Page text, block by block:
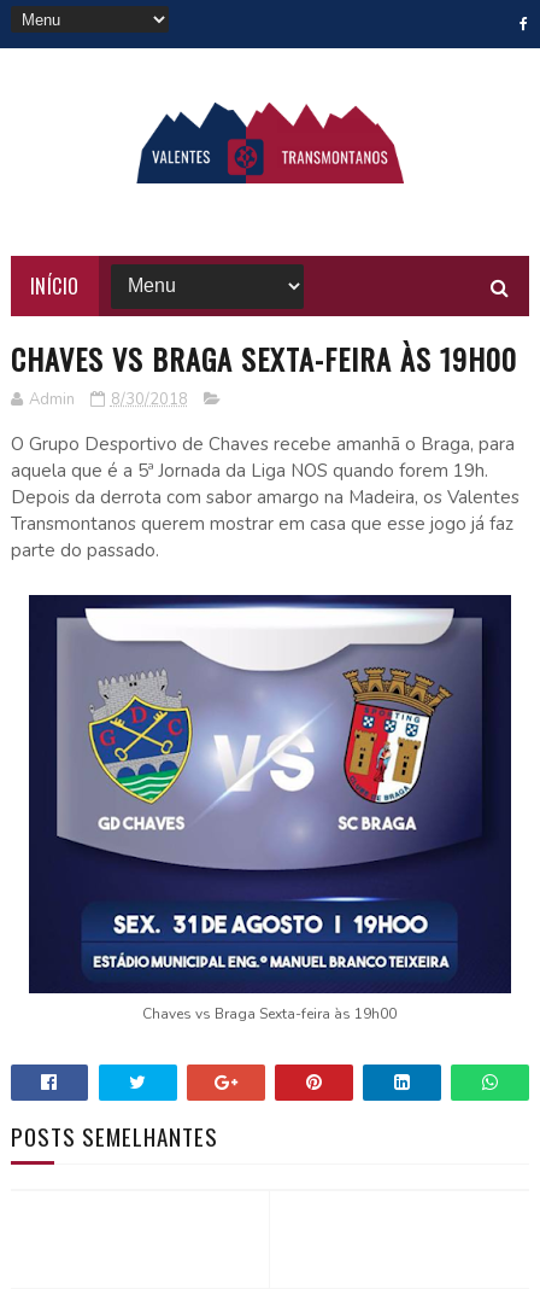
INÍCIO
CHAVES VS BRAGA SEXTA-FEIRA ÀS 19H00
Admin 8/30/2018
O Grupo Desportivo de Chaves recebe amanhã o Braga, para
aquela que é a 5ª Jornada da Liga NOS quando forem 19h.
Depois da derrota com sabor amargo na Madeira, os Valentes
Transmontanos querem mostrar em casa que esse jogo já faz
parte do passado.
Chaves vs Braga Sexta-feira às 19h00
POSTS SEMELHANTES